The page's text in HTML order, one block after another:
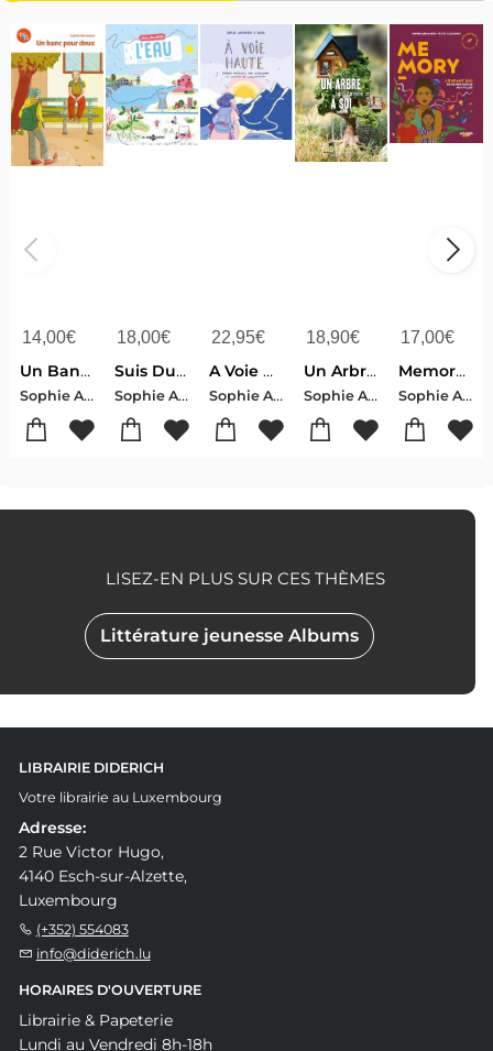
14,00€
Un Banc Pour Deux
Sophie Adriansen
18,00€
Suis Du Doigt L'eau
Sophie Adriansen
22,95€
A Voie Haute
Sophie Adriansen-Alma
18,90€
Un Arbre A Soi
Sophie Adriansen
17,00€
Memory L'enfant Qui Redonne Espoir Aux Filles
Sophie Adriansen-Flore Godlewski
Littérature jeunesse Albums
LISEZ-EN PLUS SUR CES THÈMES
LIBRAIRIE DIDERICH
Votre librairie au Luxembourg
Adresse:
2 Rue Victor Hugo,
4140 Esch-sur-Alzette,
Luxembourg
(+352) 554083
info@diderich.lu
HORAIRES D'OUVERTURE
Librairie & Papeterie
Lundi au Vendredi 8h-18h